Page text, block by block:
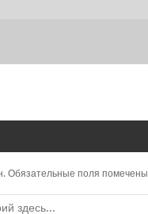
Обязательные поля помечены